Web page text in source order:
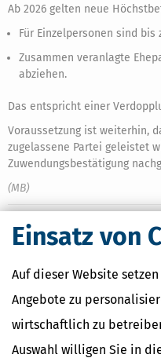
Einsatz von
Auf dieser Website
Angebote zu
wirtschaftlich zu
Auswahl willigen Sie in
Ab 2026 gelten neue
Für Einzelpersonen sind bis
Zusammen veranlagte
abziehen.
Das entspricht einer
Voraussetzung ist weiterhin,
zugelassene Partei geleistet
Zuwendungsbestätigung
(MB)
Erben, Vererben &
Selbstständigkeit
Finanzamt & Formalitäten
Verwandte Lexikon-